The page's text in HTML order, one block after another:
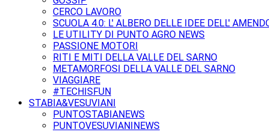
CERCO LAVORO
SCUOLA 4.0: L' ALBERO DELLE IDEE DELL'
LE UTILITY DI PUNTO AGRO NEWS
PASSIONE MOTORI
RITI E MITI DELLA VALLE DEL SARNO
METAMORFOSI DELLA VALLE DEL SARNO
VIAGGIARE
#TECHISFUN
STABIA&VESUVIANI
PUNTOSTABIANEWS
PUNTOVESUVIANINEWS